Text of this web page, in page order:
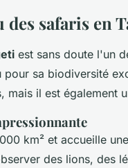
des safaris en
est sans doute l'un
pour sa biodiversité
mais il est également
km² et accueille
des lions, des